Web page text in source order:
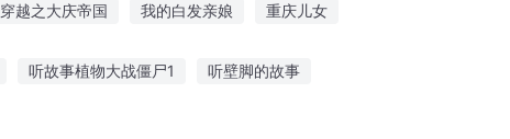
穿越之大庆帝国 我的白发亲娘 重庆儿女
听故事植物大战僵尸1 听壁脚的故事